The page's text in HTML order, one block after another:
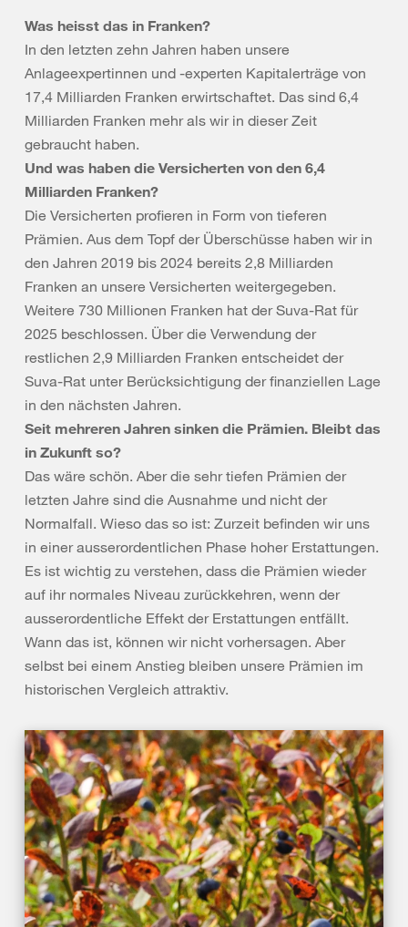
Was heisst das in Franken?
In den letzten zehn Jahren haben unsere
Anlageexpertinnen und -experten Kapitalerträge von
17,4 Milliarden Franken erwirtschaftet. Das sind 6,4
Milliarden Franken mehr als wir in dieser Zeit
gebraucht haben.
Und was haben die Versicherten von den 6,4
Milliarden Franken?
Die Versicherten profieren in Form von tieferen
Prämien. Aus dem Topf der Überschüsse haben wir in
den Jahren 2019 bis 2024 bereits 2,8 Milliarden
Franken an unsere Versicherten weitergegeben.
Weitere 730 Millionen Franken hat der Suva-Rat für
2025 beschlossen. Über die Verwendung der
restlichen 2,9 Milliarden Franken entscheidet der
Suva-Rat unter Berücksichtigung der finanziellen Lage
in den nächsten Jahren.
Seit mehreren Jahren sinken die Prämien. Bleibt das
in Zukunft so?
Das wäre schön. Aber die sehr tiefen Prämien der
letzten Jahre sind die Ausnahme und nicht der
Normalfall. Wieso das so ist: Zurzeit befinden wir uns
in einer ausserordentlichen Phase hoher Erstattungen.
Es ist wichtig zu verstehen, dass die Prämien wieder
auf ihr normales Niveau zurückkehren, wenn der
ausserordentliche Effekt der Erstattungen entfällt.
Wann das ist, können wir nicht vorhersagen. Aber
selbst bei einem Anstieg bleiben unsere Prämien im
historischen Vergleich attraktiv.